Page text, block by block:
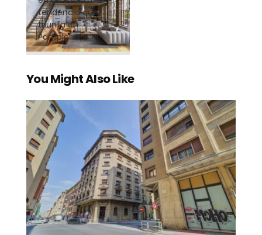
tendencia que
triunfa en
Pamplona
You Might Also Like